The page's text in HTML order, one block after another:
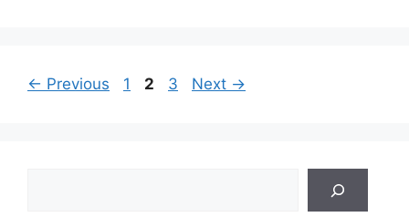
← Previous Page
1 Page
2 Page
3 Next →